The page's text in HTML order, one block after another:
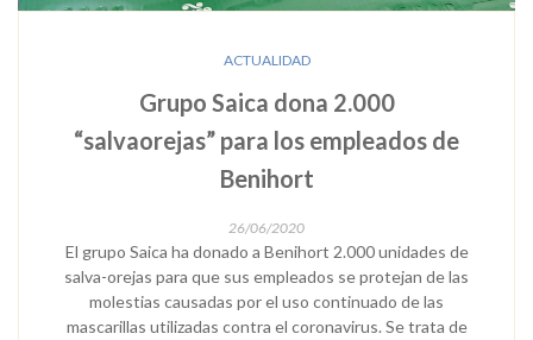
ACTUALIDAD
Grupo Saica dona 2.000
“salvaorejas” para los empleados de
Benihort
26/06/2020
El grupo Saica ha donado a Benihort 2.000 unidades de
salva-orejas para que sus empleados se protejan de las
molestias causadas por el uso continuado de las
mascarillas utilizadas contra el coronavirus. Se trata de